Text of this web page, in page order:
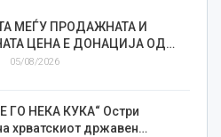
МЕЃУ ПРОДАЖНАТА И
ЦЕНА Е ДОНАЦИЈА ОД…
05/08/2026
ГО НЕКА КУКА“ Остри
хрватскиот државен…